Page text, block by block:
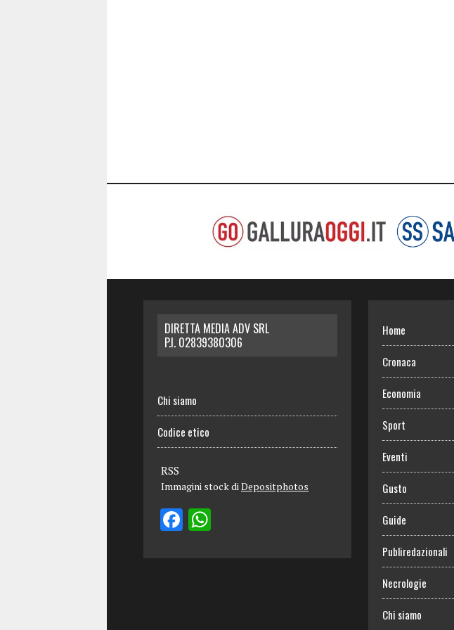
DIRETTA MEDIA ADV SRL
P.I. 02839380306
Chi siamo
Codice etico
RSS
Immagini stock diDepositphotos
Home
Cronaca
Economia
Sport
Eventi
Gusto
Guide
Publiredazionali
Necrologie
Chi siamo